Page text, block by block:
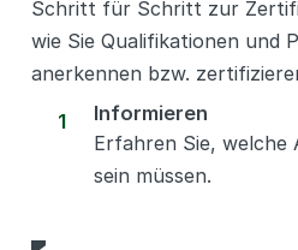
Schritt für Schritt zur
wie Sie Qualifikationen und
anerkennen bzw.
1
Informieren
Erfahren Sie,
sein müssen.